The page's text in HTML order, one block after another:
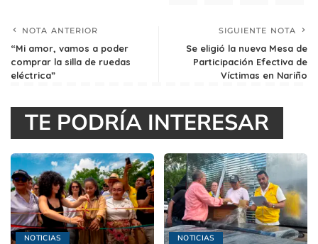
NOTA ANTERIOR
“Mi amor, vamos a poder
comprar la silla de ruedas
eléctrica”
SIGUIENTE NOTA
Se eligió la nueva Mesa de
Participación Efectiva de
Víctimas en Nariño
TE PODRÍA INTERESAR
NOTICIAS
NOTICIAS